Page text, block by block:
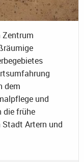
Zentrum
dem
und
die frühe
Artern und